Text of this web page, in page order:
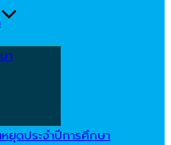
า
ยุดประจำปีการศึกษา